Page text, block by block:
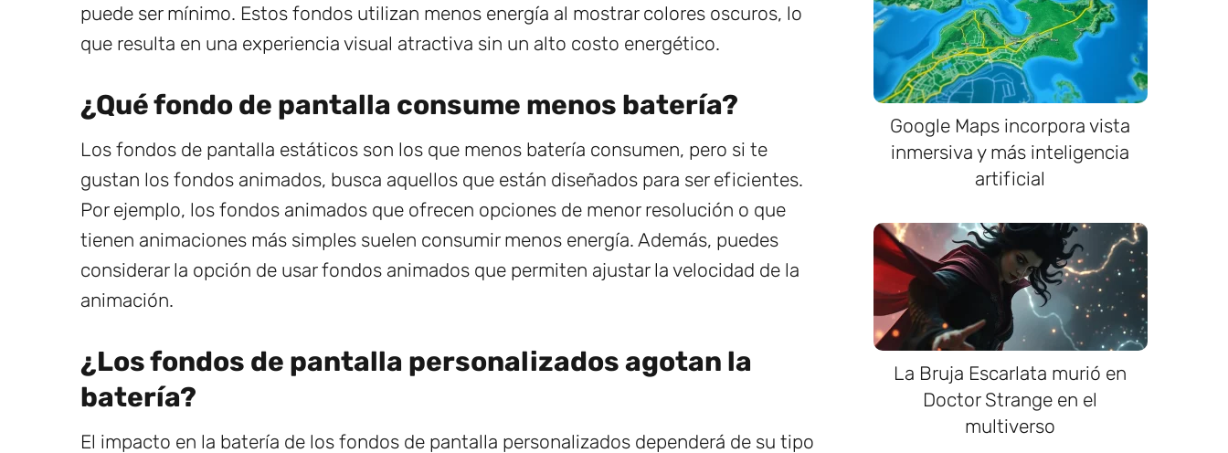
puede ser mínimo. Estos fondos utilizan menos energía al mostrar colores oscuros, lo
que resulta en una experiencia visual atractiva sin un alto costo energético.
¿Qué fondo de pantalla consume menos batería?
Los fondos de pantalla estáticos son los que menos batería consumen, pero si te
gustan los fondos animados, busca aquellos que están diseñados para ser eficientes.
Por ejemplo, los fondos animados que ofrecen opciones de menor resolución o que
tienen animaciones más simples suelen consumir menos energía. Además, puedes
considerar la opción de usar fondos animados que permiten ajustar la velocidad de la
animación.
¿Los fondos de pantalla personalizados agotan la
batería?
El impacto en la batería de los fondos de pantalla personalizados dependerá de su tipo
Google Maps incorpora vista
inmersiva y más inteligencia
artificial
La Bruja Escarlata murió en
Doctor Strange en el
multiverso